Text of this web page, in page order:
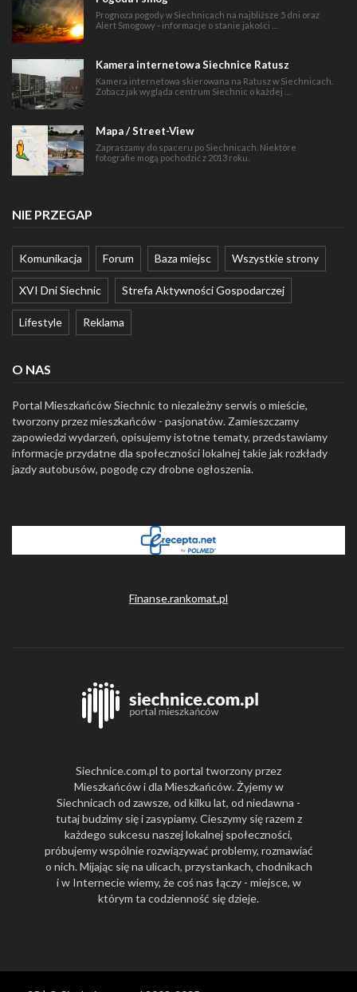
Prognoza pogody w Siechnicach na najbliższe 5 dni oraz
Alert Smogowy - informacje o stanie jakości …
Kamera internetowa Siechnice Ratusz
Kamera internetowa skierowana na Ratusz w Siechnicach.
Zobacz jak wygląda centrum Siechnic o każdej …
Mapa / Street-View
Zapraszamy do spaceru po Siechnicach. Niektóre
fotografie mogą pochodzić z 2013 roku.
NIE PRZEGAP
Komunikacja Forum Baza miejsc Wszystkie strony
XVI Dni Siechnic Strefa Aktywności Gospodarczej
Lifestyle Reklama
O NAS
Portal Mieszkańców Siechnic to niezależny serwis o mieście,
tworzony przez mieszkańców - pasjonatów. Zamieszczamy
zapowiedzi wydarzeń, opisujemy istotne tematy, przedstawiamy
informacje przydatne dla społeczności lokalnej takie jak rozkłady
jazdy autobusów, pogodę czy drobne ogłoszenia.
Finanse.rankomat.pl
Siechnice.com.pl to portal tworzony przez
Mieszkańców i dla Mieszkańców. Żyjemy w
Siechnicach od zawsze, od kilku lat, od niedawna -
tutaj budzimy się i zasypiamy. Cieszymy się razem z
każdego sukcesu naszej lokalnej społeczności,
próbujemy wspólnie rozwiązywać problemy, rozmawiać
o nich. Mijając się na ulicach, przystankach, chodnikach
i w Internecie wiemy, że coś nas łączy - miejsce, w
którym ta codzienność się dzieje.